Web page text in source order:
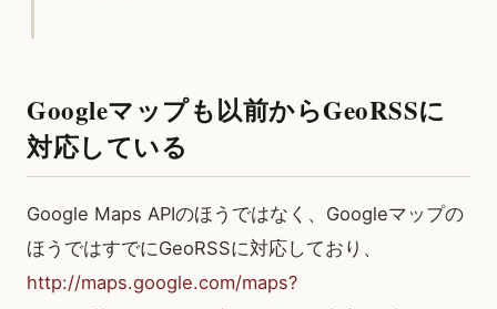
Googleマップも以前からGeoRSSに
対応している
Google Maps APIのほうではなく、Googleマップの
ほうではすでにGeoRSSに対応しており、
http://maps.google.com/maps?